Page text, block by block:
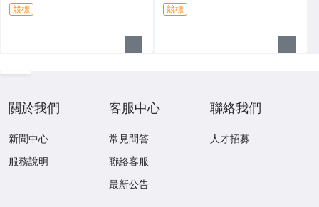
競標 競標
關於我們
新聞中心
服務說明
客服中心
常見問答
聯絡客服
最新公告
聯絡我們
人才招募